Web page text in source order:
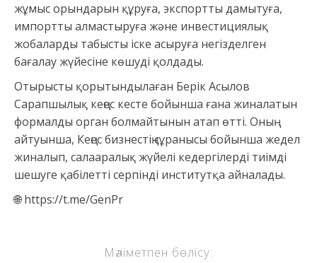
жұмыс орындарын құруға, экспортты дамытуға,
импортты алмастыруға және инвестициялық
жобаларды табысты іске асыруға негізделген
бағалау жүйесіне көшуді қолдады.
Отырысты қорытындылаған Берік Асылов
Сарапшылық кеңес кесте бойынша ғана жиналатын
формалды орган болмайтынын атап өтті. Оның
айтуынша, Кеңес бизнестің сұранысы бойынша жедел
жиналып, салааралық жүйелі кедергілерді тиімді
шешуге қабілетті серпінді институтқа айналады.
🌐 https://t.me/GenPr
Мәліметпен бөлісу: